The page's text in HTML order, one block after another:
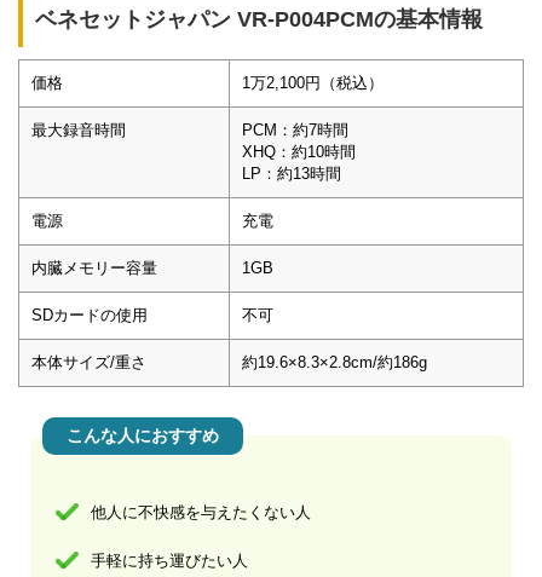
ベネセットジャパン VR-P004PCMの基本情報
価格 1万2,100円（税込）
最大録音時間
PCM：約7時間
XHQ：約10時間
LP：約13時間
電源 充電
内臓メモリー容量 1GB
SDカードの使用 不可
本体サイズ/重さ 約19.6×8.3×2.8cm/約186g
こんな人におすすめ
他人に不快感を与えたくない人
手軽に持ち運びたい人